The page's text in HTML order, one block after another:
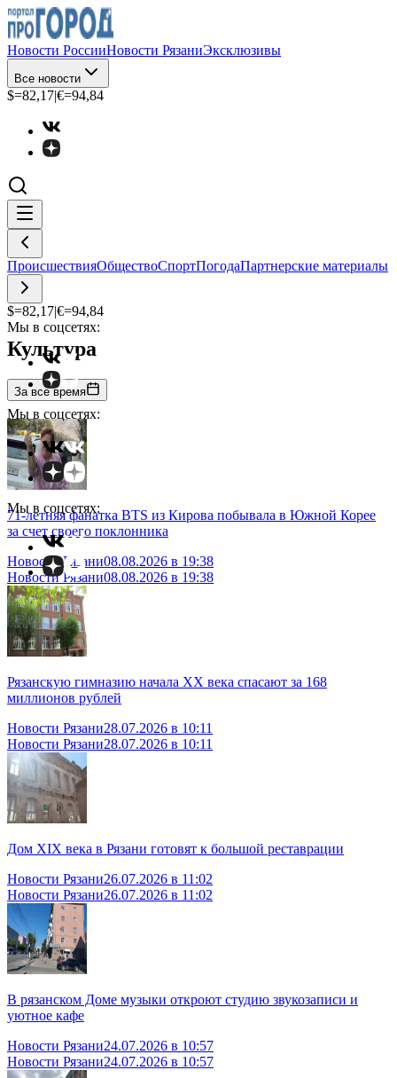
Новости РоссииНовости РязаниЭксклюзивы
Все новости
$=82,17|€=94,84
ПроисшествияОбществоСпортПогодаПартнерские материалы
$=82,17|€=94,84
Мы в соцсетях:
Мы в соцсетях:
Мы в соцсетях:
Культура
За все время
71-летняя фанатка BTS из Кирова побывала в Южной Корее
за счет своего поклонника
Новости Рязани08.08.2026 в 19:38
Новости Рязани08.08.2026 в 19:38
Рязанскую гимназию начала XX века спасают за 168
миллионов рублей
Новости Рязани28.07.2026 в 10:11
Новости Рязани28.07.2026 в 10:11
Дом XIX века в Рязани готовят к большой реставрации
Новости Рязани26.07.2026 в 11:02
Новости Рязани26.07.2026 в 11:02
В рязанском Доме музыки откроют студию звукозаписи и
уютное кафе
Новости Рязани24.07.2026 в 10:57
Новости Рязани24.07.2026 в 10:57